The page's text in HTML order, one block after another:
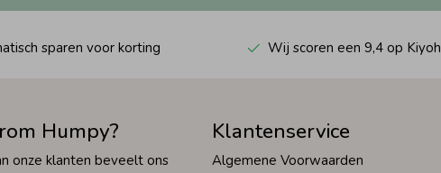
sparen voor korting Wij scoren een 9,4 op Kiyoh
Humpy?
onze klanten beveelt ons
Klantenservice
Algemene Voorwaarden